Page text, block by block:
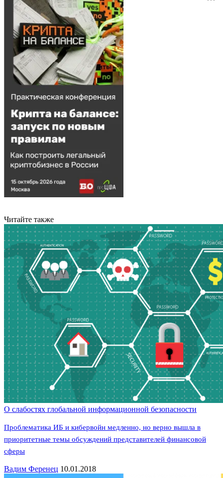
Читайте также
О слабостях глобальной информационной безопасности
Проблематика ИБ и кибервойн медленно, но верно вышла в
приоритетные темы обсуждений представителей финансовой
сферы
Вадим Ференец 10.01.2018